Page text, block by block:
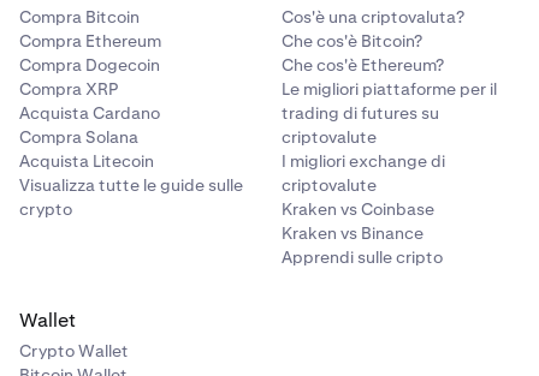
Compra Bitcoin
Compra Ethereum
Compra Dogecoin
Compra XRP
Acquista Cardano
Compra Solana
Acquista Litecoin
Visualizza tutte le guide sulle
crypto
Cos'è una criptovaluta?
Che cos'è Bitcoin?
Che cos'è Ethereum?
Le migliori piattaforme per il
trading di futures su
criptovalute
I migliori exchange di
criptovalute
Kraken vs Coinbase
Kraken vs Binance
Apprendi sulle cripto
Wallet
Crypto Wallet